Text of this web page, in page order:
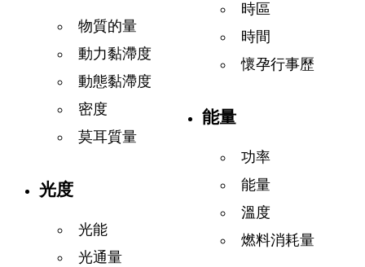
物質的量
動力黏滯度
動態黏滯度
密度
莫耳質量
光度
光能
光通量
時區
時間
懷孕行事歷
能量
功率
能量
溫度
燃料消耗量